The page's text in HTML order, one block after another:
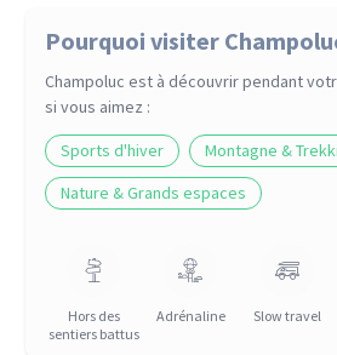
Pourquoi visiter
Champoluc est à découvrir pendant
si vous aimez :
Sports d'hiver
Montagne &
Nature & Grands espaces
Hors des
sentiers battus
Adrénaline Slow travel